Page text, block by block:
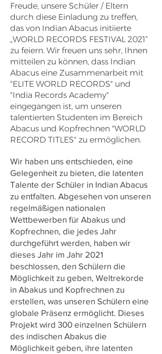
Freude, unsere Schüler / Eltern
durch diese Einladung zu treffen,
das von Indian Abacus initiierte
„WORLD RECORDS FESTIVAL 2021“
zu feiern. Wir freuen uns sehr, Ihnen
mitteilen zu können, dass Indian
Abacus eine Zusammenarbeit mit
"ELITE WORLD RECORDS" und
"India Records Academy"
eingegangen ist, um unseren
talentierten Studenten im Bereich
Abacus und Kopfrechnen "WORLD
RECORD TITLES" zu ermöglichen.
Wir haben uns entschieden, eine
Gelegenheit zu bieten, die latenten
Talente der Schüler in Indian Abacus
zu entfalten. Abgesehen von unseren
regelmäßigen nationalen
Wettbewerben für Abakus und
Kopfrechnen, die jedes Jahr
durchgeführt werden, haben wir
dieses Jahr im Jahr 2021
beschlossen, den Schülern die
Möglichkeit zu geben, Weltrekorde
in Abakus und Kopfrechnen zu
erstellen, was unseren Schülern eine
globale Präsenz ermöglicht. Dieses
Projekt wird 300 einzelnen Schülern
des indischen Abakus die
Möglichkeit geben, ihre latenten